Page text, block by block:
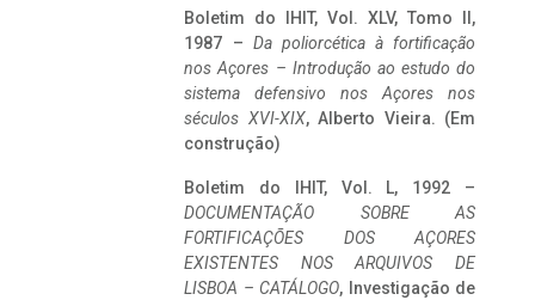
Boletim do IHIT, Vol. XLV, Tomo II,
1987 – Da poliorcética à fortificação
nos Açores – Introdução ao estudo do
sistema defensivo nos Açores nos
séculos XVI-XIX, Alberto Vieira. (Em
construção)
Boletim do IHIT, Vol. L, 1992 –
DOCUMENTAÇÃO SOBRE AS
FORTIFICAÇÕES DOS AÇORES
EXISTENTES NOS ARQUIVOS DE
LISBOA – CATÁLOGO, Investigação de